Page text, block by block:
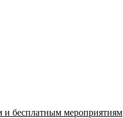
и бесплатным мероприятиям